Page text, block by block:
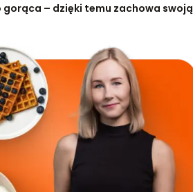
– dzięki temu zachowa swoją